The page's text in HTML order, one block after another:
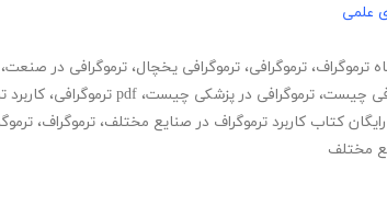
علمی
ترموگراف، ترموگرافی، ترموگرافی یخچال، ترموگرافی در صنعت،
چیست، ترموگرافی در پزشکی چیست، pdf ترموگرافی ، کاربرد
رایگان کتاب کاربرد ترموگراف در صنایع مختلف، ترموگراف،
مختلف